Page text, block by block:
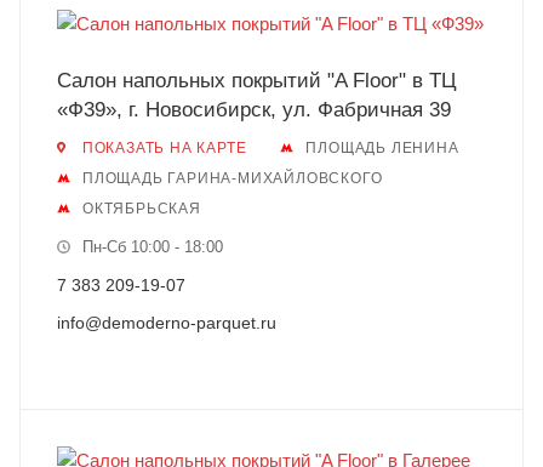
Салон напольных покрытий "A Floor" в ТЦ
«Ф39», г. Новосибирск, ул. Фабричная 39
ПОКАЗАТЬ НА КАРТЕ
ПЛОЩАДЬ ЛЕНИНА
ПЛОЩАДЬ ГАРИНА-МИХАЙЛОВСКОГО
ОКТЯБРЬСКАЯ
Пн-Сб 10:00 - 18:00
7 383 209-19-07
info@demoderno-parquet.ru